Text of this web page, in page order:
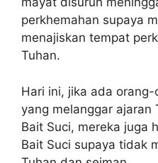
perkhemahan supaya
menajiskan tempat
Tuhan.
Hari ini, jika ada
yang melanggar ajaran
Bait Suci, mereka juga
Bait Suci supaya tidak